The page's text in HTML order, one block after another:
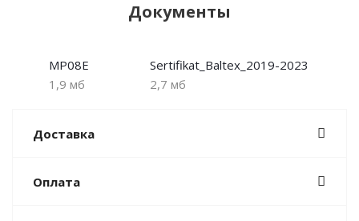
Документы
MP08E
1,9 мб
Sertifikat_Baltex_2019-2023
2,7 мб
Доставка
Оплата